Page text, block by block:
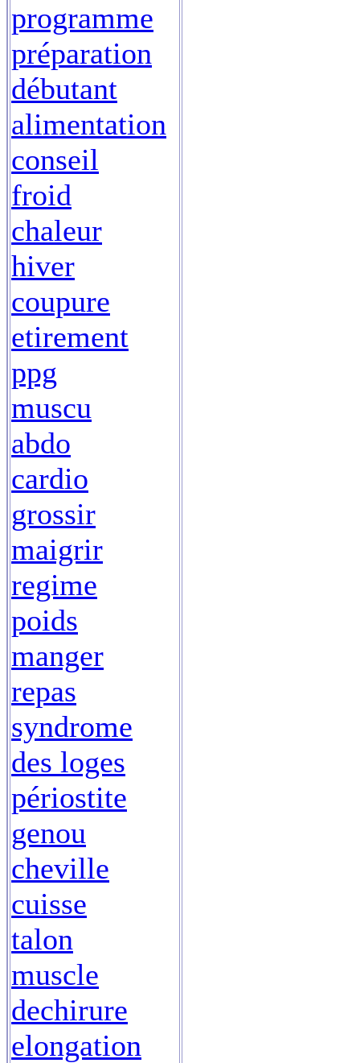
programme
préparation
débutant
alimentation
conseil
froid
chaleur
hiver
coupure
etirement
ppg
muscu
abdo
cardio
grossir
maigrir
regime
poids
manger
repas
syndrome
des loges
périostite
genou
cheville
cuisse
talon
muscle
dechirure
elongation